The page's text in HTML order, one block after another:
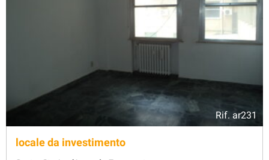
Rif. ar231
locale da investimento